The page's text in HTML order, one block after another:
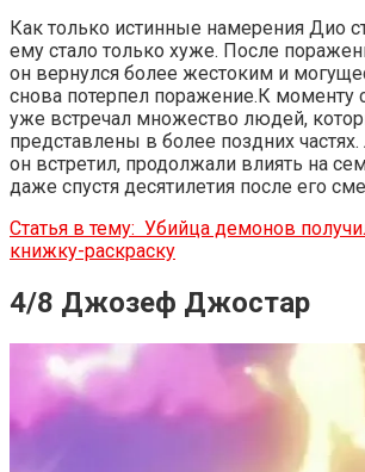
Как только истинные намерения Дио
ему стало только хуже. После
он вернулся более жестоким и
снова потерпел поражение.К моменту
уже встречал множество людей,
представлены в более поздних
он встретил, продолжали влиять на
даже спустя десятилетия после его
Статья в тему: Убийца демонов
книжку-раскраску
4/8 Джозеф Джостар